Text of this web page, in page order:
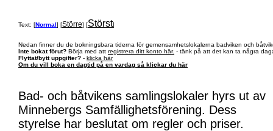
Text: [Normal] [Större] [Störst]
Nedan finner du de bokningsbara tiderna för gemensamhetslokalerna badviken och
Inte bokat förut? Börja med att registrera ditt konto här. - tänk på att det kan ta några
Flyttat/bytt uppgifter? - klicka här
Om du vill boka en dagtid på en vardag så klickar du här
Bad- och båtvikens samlingslokaler hyrs ut av
Minnebergs Samfällighetsförening. Dess
styrelse har beslutat om regler och priser.